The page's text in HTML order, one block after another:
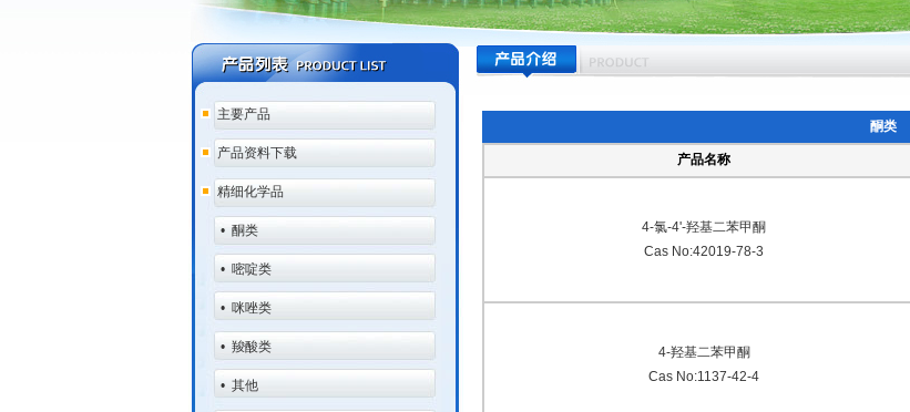
主要产品
产品资料下载
精细化学品
• 酮类
• 嘧啶类
• 咪唑类
• 羧酸类
• 其他
酮类
产品名称
4-氯-4'-羟基二苯甲酮
Cas No:42019-78-3
4-羟基二苯甲酮
Cas No:1137-42-4